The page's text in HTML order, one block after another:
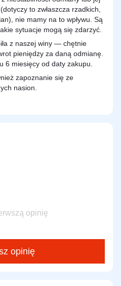
to zwłaszcza rzadkich,
nie mamy na to wpływu. Są
sytuacje mogą się zdarzyć.
z naszej winy — chętnie
pieniędzy za daną odmianę.
6 miesięcy od daty zakupu.
zapoznanie się ze
nasion.
opinię
opinię